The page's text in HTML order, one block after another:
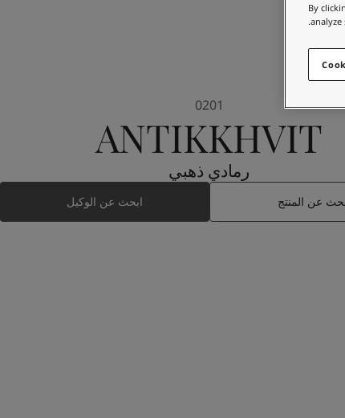
ANTIKKHVIT
0201
رمادي ذهبي
عن المنتج ابحث عن الوكيل
By